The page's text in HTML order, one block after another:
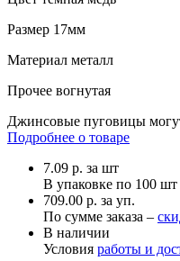
Размер 17мм
Материал металл
Прочее вогнутая
Джинсовые пуговицы
Подробнее о товаре
7.09 р. за шт
В упаковке по 100 шт
709.00 р. за уп.
По сумме заказа –
В наличии
Условия работы и